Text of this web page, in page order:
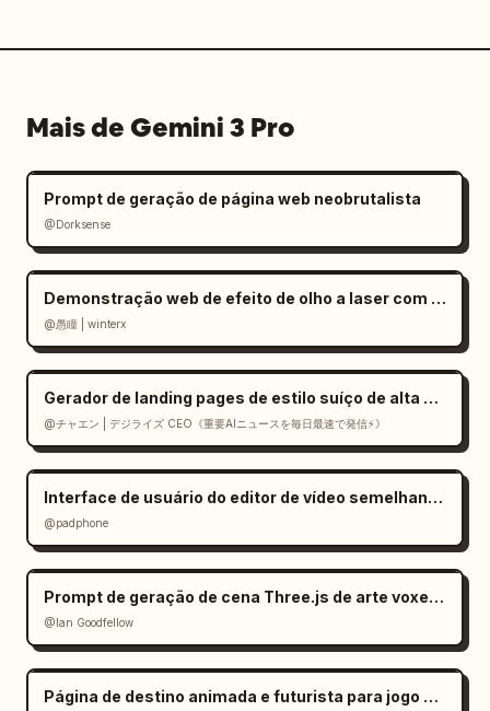
Mais de Gemini 3 Pro
Prompt de geração de página web neobrutalista
@Dorksense
Demonstração web de efeito de olho a laser com Mediapipe e Three.js
@愚瞳 | winterx
Gerador de landing pages de estilo suíço de alta qualidade em React
@チャエン | デジライズ CEO《重要AIニュースを毎日最速で発信⚡️》
Interface de usuário do editor de vídeo semelhante ao CapCut no Gemini
@padphone
Prompt de geração de cena Three.js de arte voxel a partir de imagem
@Ian Goodfellow
Página de destino animada e futurista para jogo de IA